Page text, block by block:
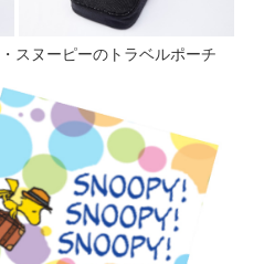
スヌーピーのトラベルポーチ